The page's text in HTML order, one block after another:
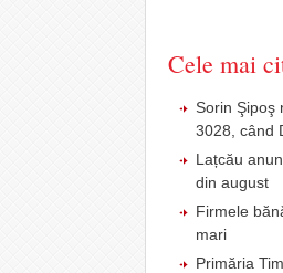
Cele mai
Sorin Şipoş
3028, când
Lațcău
din august
Firmele
mari
Primăria